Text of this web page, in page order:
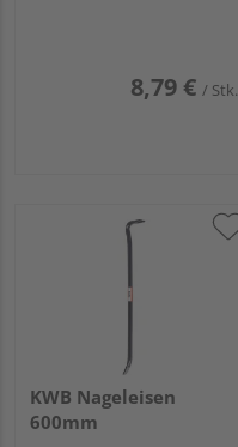
8,79 € / Stk.
KWB Nageleisen
600mm